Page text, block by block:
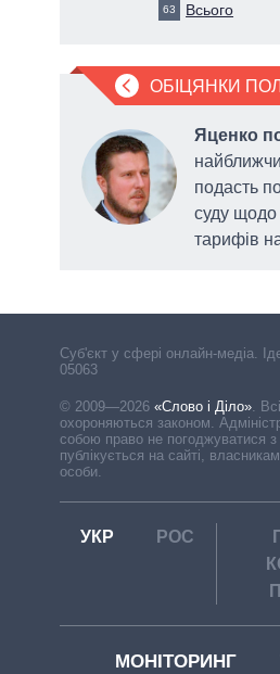
63 Всього
ОБІЦЯНКИ
Яценко
подасть
суду
тарифів
Cуб'єкт у сфері онлайн-медіа.
05063
© 2009—2026 «Слово і Діло».
охороняються законом.
собою право не погоджуватися
публікується на сайті,
особи.
УКР РОС
МОНІТОРИНГ